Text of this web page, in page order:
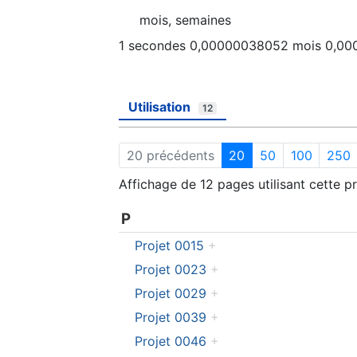
mois, semaines
1 secondes 0,00000038052 mois
Utilisation 12
20 précédents 20 50 100
250
Affichage de 12 pages utilisant cette
P
Projet 0015 +
Projet 0023 +
Projet 0029 +
Projet 0039 +
Projet 0046 +